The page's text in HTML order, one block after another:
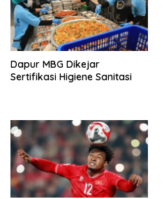
Dapur MBG Dikejar
Sertifikasi Higiene Sanitasi